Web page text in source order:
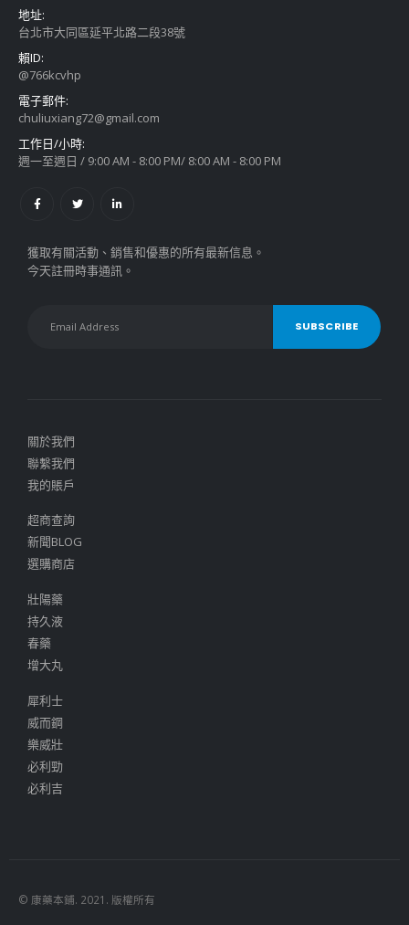
地址:
台北市大同區延平北路二段38號
賴ID:
@766kcvhp
電子郵件:
chuliuxiang72@gmail.com
工作日/小時:
週一至週日 / 9:00 AM - 8:00 PM/ 8:00 AM - 8:00 PM
獲取有關活動、銷售和優惠的所有最新信息。
今天註冊時事通訊。
關於我們
聯繫我們
我的賬戶
超商查詢
新聞BLOG
選購商店
壯陽藥
持久液
春藥
增大丸
犀利士
威而鋼
樂威壯
必利勁
必利吉
© 康藥本鋪. 2021. 版權所有